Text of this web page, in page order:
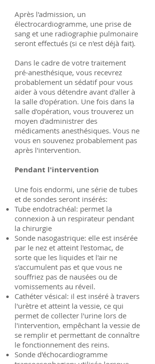
Après l'admission, un
électrocardiogramme, une prise de
sang et une radiographie pulmonaire
seront effectués (si ce n'est déjà fait).
Dans le cadre de votre traitement
pré-anesthésique, vous recevrez
probablement un sédatif pour vous
aider à vous détendre avant d'aller à
la salle d'opération. Une fois dans la
salle d'opération, vous trouverez un
moyen d'administrer des
médicaments anesthésiques. Vous ne
vous en souvenez probablement pas
après l'intervention.
Pendant l'intervention
Une fois endormi, une série de tubes
et de sondes seront insérés:
Tube endotrachéal: permet la
connexion à un respirateur pendant
la chirurgie
Sonde nasogastrique: elle est insérée
par le nez et atteint l'estomac, de
sorte que les liquides et l'air ne
s'accumulent pas et que vous ne
souffriez pas de nausées ou de
vomissements au réveil.
Cathéter vésical: il est inséré à travers
l'urètre et atteint la vessie, ce qui
permet de collecter l'urine lors de
l'intervention, empêchant la vessie de
se remplir et permettant de connaître
le fonctionnement des reins.
Sonde d'échocardiogramme